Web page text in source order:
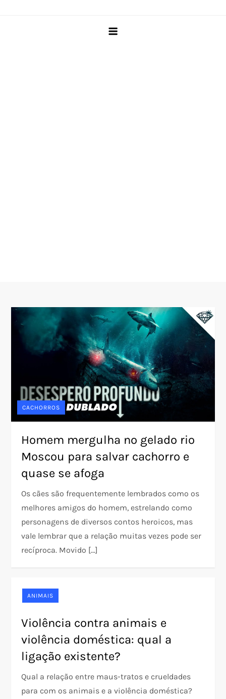
CACHORROS
Homem mergulha no gelado rio
Moscou para salvar cachorro e
quase se afoga
Os cães são frequentemente lembrados como os
melhores amigos do homem, estrelando como
personagens de diversos contos heroicos, mas
vale lembrar que a relação muitas vezes pode ser
recíproca. Movido […]
ANIMAIS
Violência contra animais e
violência doméstica: qual a
ligação existente?
Qual a relação entre maus-tratos e crueldades
para com os animais e a violência doméstica?